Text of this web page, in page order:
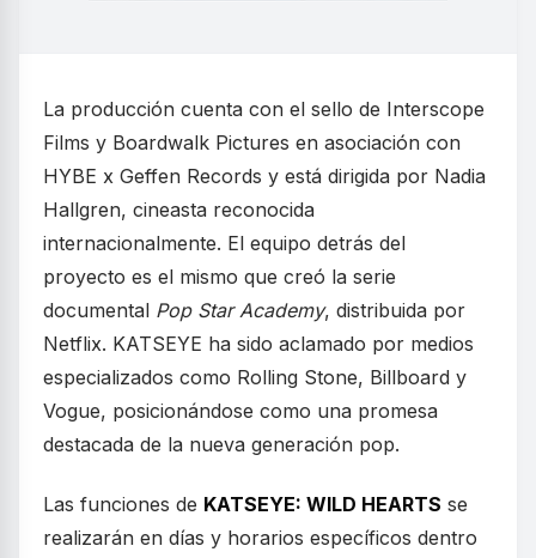
La producción cuenta con el sello de Interscope
Films y Boardwalk Pictures en asociación con
HYBE x Geffen Records y está dirigida por Nadia
Hallgren, cineasta reconocida
internacionalmente. El equipo detrás del
proyecto es el mismo que creó la serie
documental Pop Star Academy, distribuida por
Netflix. KATSEYE ha sido aclamado por medios
especializados como Rolling Stone, Billboard y
Vogue, posicionándose como una promesa
destacada de la nueva generación pop.
Las funciones de KATSEYE: WILD HEARTS se
realizarán en días y horarios específicos dentro